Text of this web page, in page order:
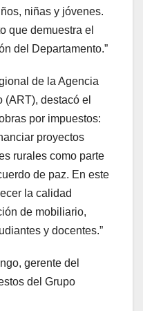
niñas y jóvenes.
que demuestra el
del Departamento.”
de la Agencia
(ART), destacó el
por impuestos:
proyectos
rurales como parte
de paz. En este
la calidad
de mobiliario,
y docentes.”
gerente del
del Grupo